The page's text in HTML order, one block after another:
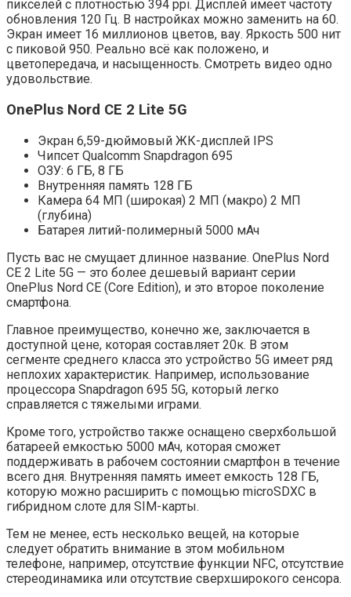
пикселей с плотностью 394 ppi. Дисплей имеет частоту
обновления 120 Гц. В настройках можно заменить на 60.
Экран имеет 16 миллионов цветов, вау. Яркость 500 нит
с пиковой 950. Реально всё как положено, и
цветопередача, и насыщенность. Смотреть видео одно
удовольствие.
OnePlus Nord CE 2 Lite 5G
Экран 6,59-дюймовый ЖК-дисплей IPS
Чипсет Qualcomm Snapdragon 695
ОЗУ: 6 ГБ, 8 ГБ
Внутренняя память 128 ГБ
Камера 64 МП (широкая) 2 МП (макро) 2 МП
(глубина)
Батарея литий-полимерный 5000 мАч
Пусть вас не смущает длинное название. OnePlus Nord
CE 2 Lite 5G — это более дешевый вариант серии
OnePlus Nord CE (Core Edition), и это второе поколение
смартфона.
Главное преимущество, конечно же, заключается в
доступной цене, которая составляет 20к. В этом
сегменте среднего класса это устройство 5G имеет ряд
неплохих характеристик. Например, использование
процессора Snapdragon 695 5G, который легко
справляется с тяжелыми играми.
Кроме того, устройство также оснащено сверхбольшой
батареей емкостью 5000 мАч, которая сможет
поддерживать в рабочем состоянии смартфон в течение
всего дня. Внутренняя память имеет емкость 128 ГБ,
которую можно расширить с помощью microSDXC в
гибридном слоте для SIM-карты.
Тем не менее, есть несколько вещей, на которые
следует обратить внимание в этом мобильном
телефоне, например, отсутствие функции NFC, отсутствие
стереодинамика или отсутствие сверхширокого сенсора.